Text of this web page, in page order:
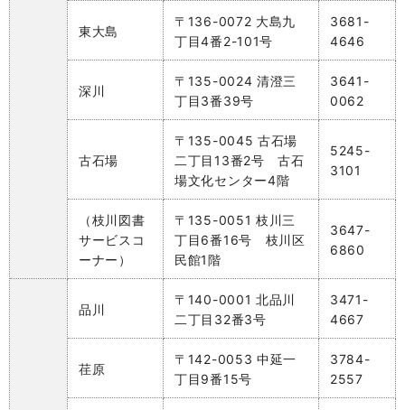
東大島
〒136-0072 大島九
丁目4番2-101号
3681-
4646
深川
〒135-0024 清澄三
丁目3番39号
3641-
0062
古石場
〒135-0045 古石場
二丁目13番2号 古石
場文化センター4階
5245-
3101
（枝川図書
サービスコ
ーナー）
〒135-0051 枝川三
丁目6番16号 枝川区
民館1階
3647-
6860
品川
〒140-0001 北品川
二丁目32番3号
3471-
4667
荏原
〒142-0053 中延一
丁目9番15号
3784-
2557